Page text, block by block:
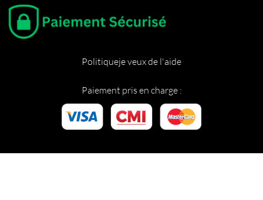
Paiement pris en charge :
Politiqueje veux de l'aide